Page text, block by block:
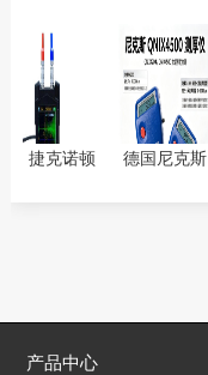
捷克诺顿
德国尼克斯
产品中心